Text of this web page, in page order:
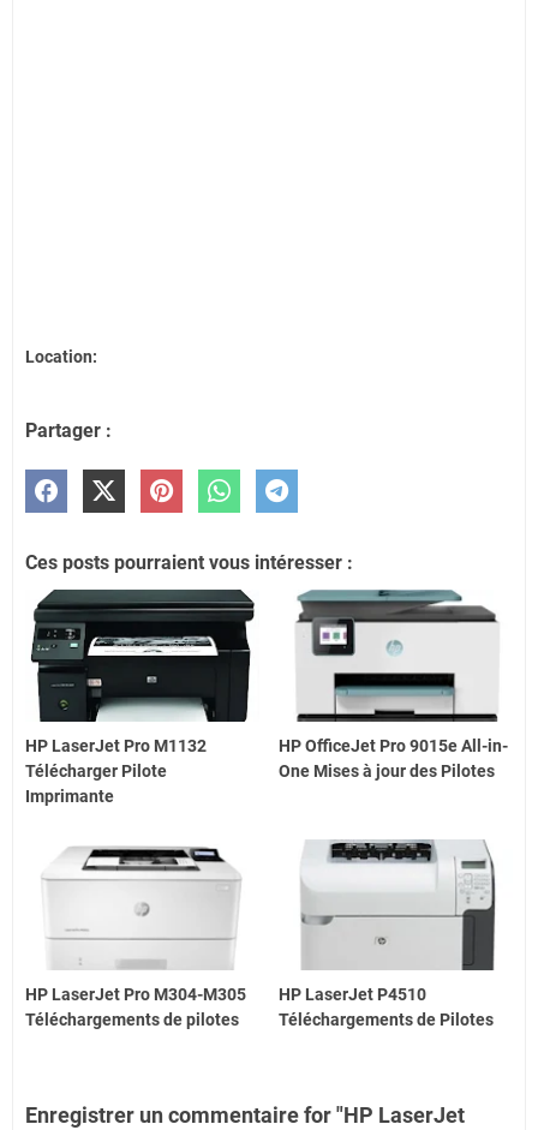
Location:
Partager :
Ces posts pourraient vous intéresser :
HP LaserJet Pro M1132
Télécharger Pilote
Imprimante
HP OfficeJet Pro 9015e All-in-
One Mises à jour des Pilotes
HP LaserJet Pro M304-M305
Téléchargements de pilotes
HP LaserJet P4510
Téléchargements de Pilotes
Enregistrer un commentaire for "HP LaserJet